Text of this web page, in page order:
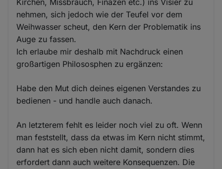
Kirchen, Missbrauch, Finazen etc.) ins Visier zu
nehmen, sich jedoch wie der Teufel vor dem
Weihwasser scheut, den Kern der Problematik ins
Auge zu fassen.
Ich erlaube mir deshalb mit Nachdruck einen
großartigen Philososphen zu ergänzen:
Habe den Mut dich deines eigenen Verstandes zu
bedienen - und handle auch danach.
An letzterem fehlt es leider noch viel zu oft. Wenn
man feststellt, dass da etwas im Kern nicht stimmt,
dann hat es sich eben nicht damit, sondern dies
erfordert dann auch weitere Konsequenzen. Die
und
Cookies